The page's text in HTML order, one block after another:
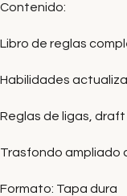
Contenido:
Libro de reglas
Habilidades
Reglas de ligas,
Trasfondo ampliado
Formato: Tapa dura